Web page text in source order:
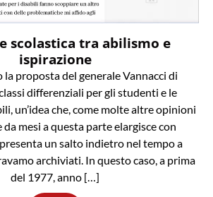
scolastica tra abilismo e
ispirazione
proposta del generale Vannacci di
differenziali per gli studenti e le
un’idea che, come molte altre opinioni
da mesi a questa parte elargisce con
un salto indietro nel tempo a
archiviati. In questo caso, a prima
del 1977, anno […]